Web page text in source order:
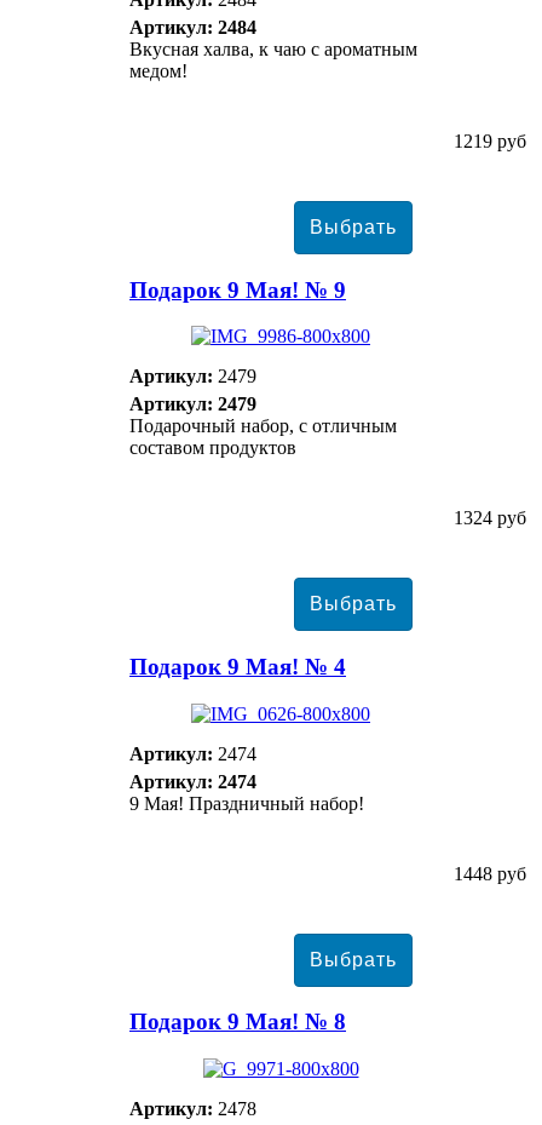
Артикул: 2484
Вкусная халва, к чаю с ароматным
медом!
1219 руб
Подарок 9 Мая! № 9
Артикул: 2479
Артикул: 2479
Подарочный набор, с отличным
составом продуктов
1324 руб
Подарок 9 Мая! № 4
Артикул: 2474
Артикул: 2474
9 Мая! Праздничный набор!
1448 руб
Подарок 9 Мая! № 8
Артикул: 2478